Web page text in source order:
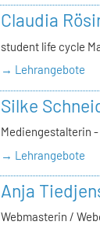
Claudia
student life cycle
→ Lehrangebote
Silke
Mediengestalterin
→ Lehrangebote
Anja
Webmasterin /